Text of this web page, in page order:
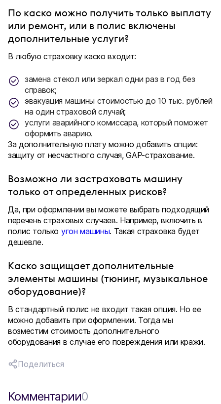
По каско можно получить только выплату
или ремонт, или в полис включены
дополнительные услуги?
В любую страховку каско входит:
замена стекол или зеркал одни раз в год без
справок;
эвакуация машины стоимостью до 10 тыс. рублей
на один страховой случай;
услуги аварийного комиссара, который поможет
оформить аварию.
За дополнительную плату можно добавить опции:
защиту от несчастного случая, GAP-страхование.
Возможно ли застраховать машину
только от определенных рисков?
Да, при оформлении вы можете выбрать подходящий
перечень страховых случаев. Например, включить в
полис только угон машины. Такая страховка будет
дешевле.
Каско защищает дополнительные
элементы машины (тюнинг, музыкальное
оборудование)?
В стандартный полис не входит такая опция. Но ее
можно добавить при оформлении. Тогда мы
возместим стоимость дополнительного
оборудования в случае его повреждения или кражи.
Поделиться
Комментарии0